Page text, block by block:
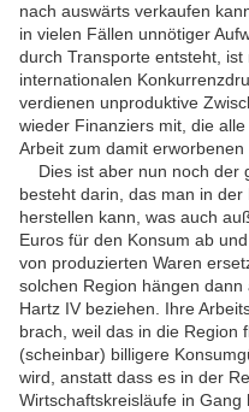
nach auswärts verkaufen
in vielen Fällen unnötiger
durch Transporte entsteht,
internationalen
verdienen unproduktive
wieder Finanziers mit, die
Arbeit zum damit erworbenen
Dies ist aber nun noch der
besteht darin, das man in
herstellen kann, was auch
Euros für den Konsum ab
von produzierten Waren
solchen Region hängen
Hartz IV beziehen. Ihre
brach, weil das in die Region
(scheinbar) billigere
wird, anstatt dass es in der
Wirtschaftskreisläufe in Gang